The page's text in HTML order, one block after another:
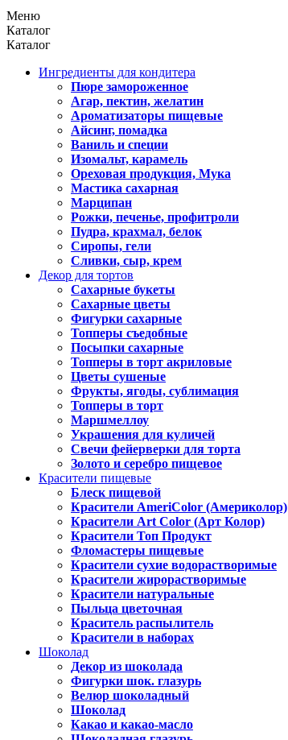
Меню
Каталог
Каталог
Ингредиенты для кондитера
Пюре замороженное
Агар, пектин, желатин
Ароматизаторы пищевые
Айсинг, помадка
Ваниль и специи
Изомальт, карамель
Ореховая продукция, Мука
Мастика сахарная
Марципан
Рожки, печенье, профитроли
Пудра, крахмал, белок
Сиропы, гели
Сливки, сыр, крем
Декор для тортов
Сахарные букеты
Сахарные цветы
Фигурки сахарные
Топперы съедобные
Посыпки сахарные
Топперы в торт акриловые
Цветы сушеные
Фрукты, ягоды, сублимация
Топперы в торт
Маршмеллоу
Украшения для куличей
Свечи фейерверки для торта
Золото и серебро пищевое
Красители пищевые
Блеск пищевой
Красители AmeriColor (Америколор)
Красители Art Color (Арт Колор)
Красители Топ Продукт
Фломастеры пищевые
Красители сухие водорастворимые
Красители жирорастворимые
Красители натуральные
Пыльца цветочная
Краситель распылитель
Красители в наборах
Шоколад
Декор из шоколада
Фигурки шок. глазурь
Велюр шоколадный
Шоколад
Какао и какао-масло